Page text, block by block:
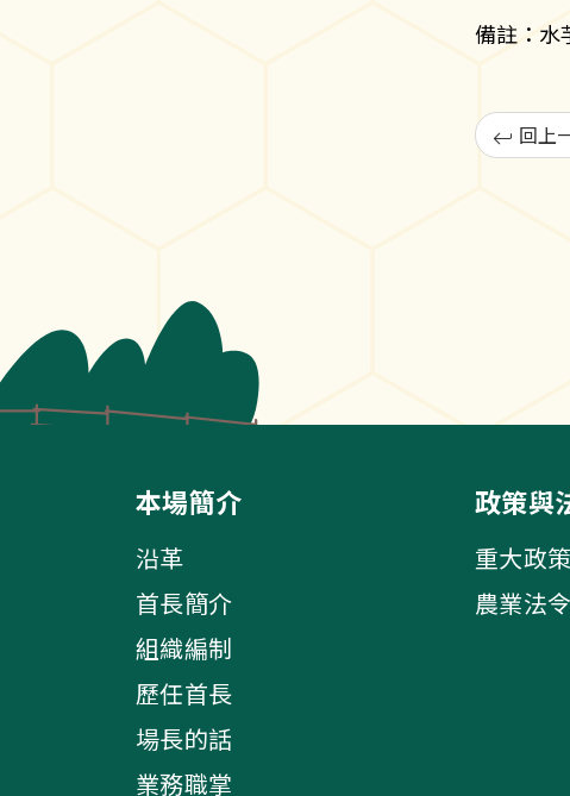
備註：水
回上
本場簡介
沿革
首長簡介
組織編制
歷任首長
場長的話
業務職掌
政策與
重大政策
農業法令